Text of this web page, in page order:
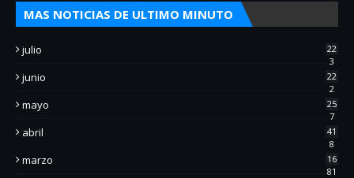
MAS NOTICIAS DE ULTIMO MINUTO
julio
22
3
junio
22
2
mayo
25
7
abril
41
8
marzo
16
81